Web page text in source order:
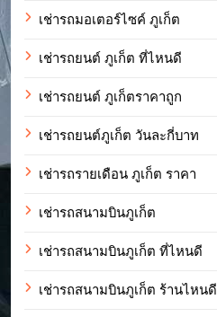
เช่ารถมอเตอร์ไซค์ ภูเก็ต
เช่ารถยนต์ ภูเก็ต ที่ไหนดี
เช่ารถยนต์ ภูเก็ตราคาถูก
เช่ารถยนต์ภูเก็ต วันละกี่บาท
เช่ารถรายเดือน ภูเก็ต ราคา
เช่ารถสนามบินภูเก็ต
เช่ารถสนามบินภูเก็ต ที่ไหนดี
เช่ารถสนามบินภูเก็ต ร้านไหนดี